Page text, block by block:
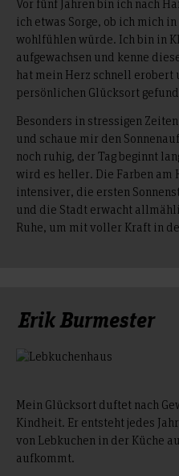
Vor fünf Jahren bin ich nach
ich etwas Sorge, ob ich mich
wohlfühlen würde. Ich bin in
aufgewachsen und kenne
hat mein Herz schnell erobert
persönlichen Glücksort
Besonders in stressigen
und schaue mir den
noch ruhig, der Tag beginnt
wird es heller. Die Farben
intensiver, die ersten
und die Stadt erwacht
Ruhe, um mit voller Kraft in
Erik Burmester
Mein Glücksort duftet nach
Kindheit. Er entsteht jedes
von Lebkuchen in der Küche
aufkommt.